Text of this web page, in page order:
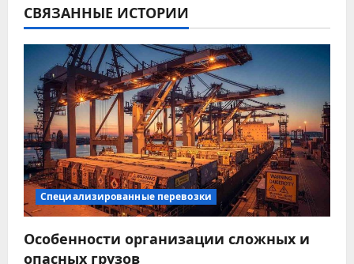
ц
и
я
п
о
з
а
п
СВЯЗАННЫЕ ИСТОРИИ
Специализированные перевозки
Особенности организации сложных и
опасных грузов